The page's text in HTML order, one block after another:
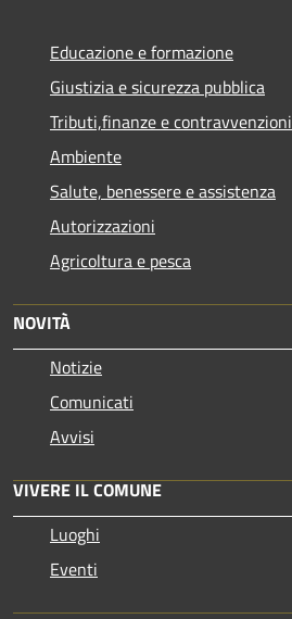
Educazione e formazione
Giustizia e sicurezza pubblica
Tributi,finanze e contravvenzioni
Ambiente
Salute, benessere e assistenza
Autorizzazioni
Agricoltura e pesca
NOVITÀ
Notizie
Comunicati
Avvisi
VIVERE IL COMUNE
Luoghi
Eventi